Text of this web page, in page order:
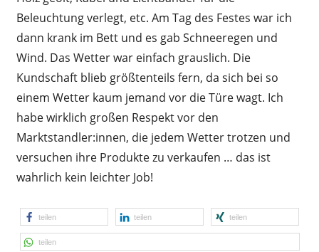
Beleuchtung verlegt, etc. Am Tag des Festes war ich
dann krank im Bett und es gab Schneeregen und
Wind. Das Wetter war einfach grauslich. Die
Kundschaft blieb größtenteils fern, da sich bei so
einem Wetter kaum jemand vor die Türe wagt. Ich
habe wirklich großen Respekt vor den
Marktstandler:innen, die jedem Wetter trotzen und
versuchen ihre Produkte zu verkaufen … das ist
wahrlich kein leichter Job!
teilen teilen teilen
teilen